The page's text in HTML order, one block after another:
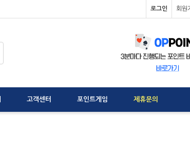
로그인 회원
고객센터 포인트게임 제휴문의